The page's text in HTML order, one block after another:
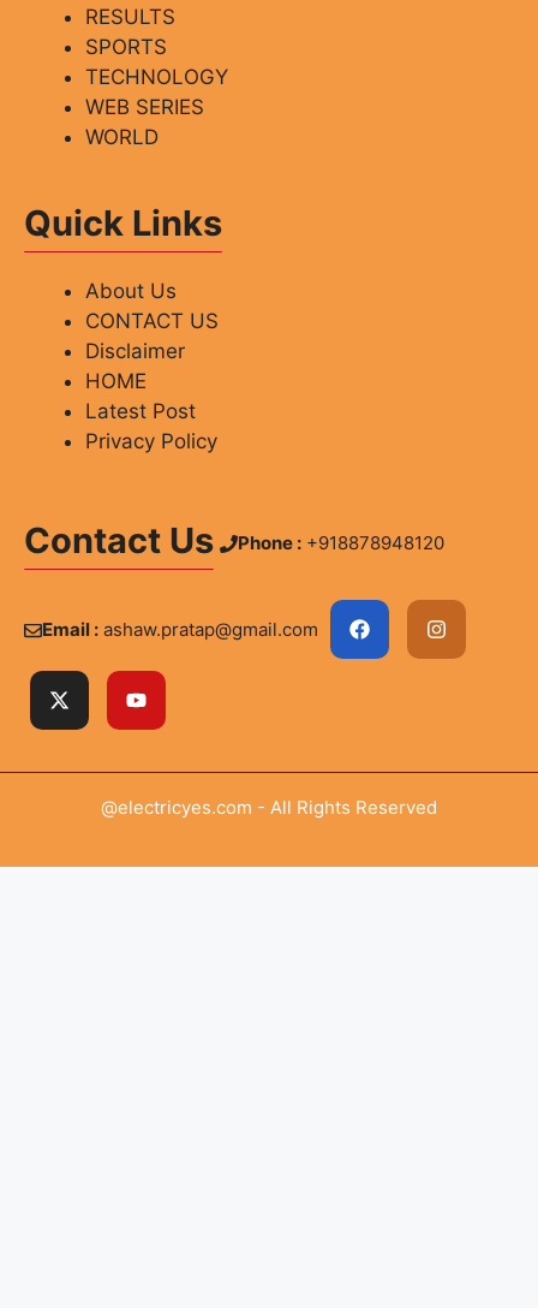
RESULTS
SPORTS
TECHNOLOGY
WEB SERIES
WORLD
Quick Links
About Us
CONTACT US
Disclaimer
HOME
Latest Post
Privacy Policy
Contact Us Phone : +918878948120
Email : ashaw.pratap@gmail.com
@electricyes.com - All Rights Reserved